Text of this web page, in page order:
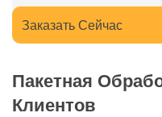
Заказать Сейчас
Пакетная
Клиентов